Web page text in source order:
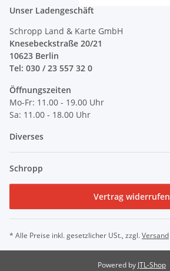
Unser Ladengeschäft
Schropp Land & Karte GmbH
Knesebeckstraße 20/21
10623 Berlin
Tel: 030 / 23 557 32 0
Öffnungszeiten
Mo-Fr: 11.00 - 19.00 Uhr
Sa: 11.00 - 18.00 Uhr
Diverses
Schropp
Vertrag widerrufen
* Alle Preise inkl. gesetzlicher USt., zzgl.Versand
Powered by JTL-Shop